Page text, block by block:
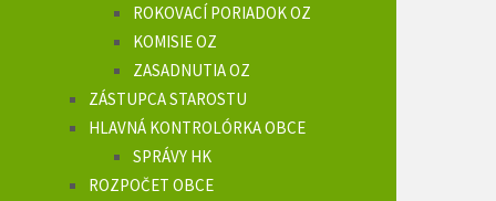
ROKOVACÍ PORIADOK OZ
KOMISIE OZ
ZASADNUTIA OZ
ZÁSTUPCA STAROSTU
HLAVNÁ KONTROLÓRKA OBCE
SPRÁVY HK
ROZPOČET OBCE